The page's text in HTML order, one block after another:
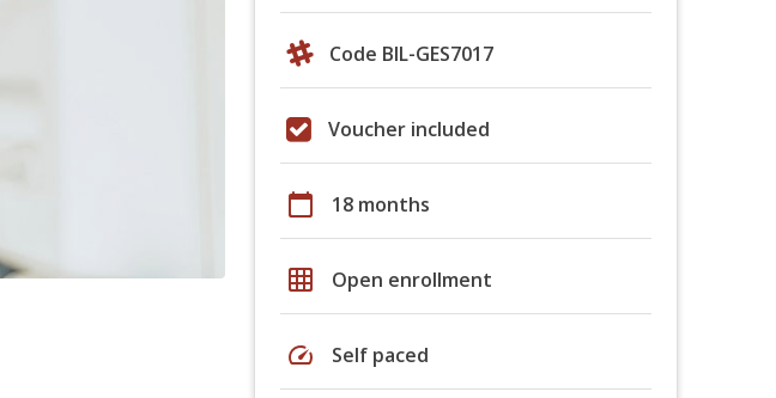
Code BIL-GES7017
Voucher included
calendar_today 18 months
grid_on Open enrollment
speed Self paced